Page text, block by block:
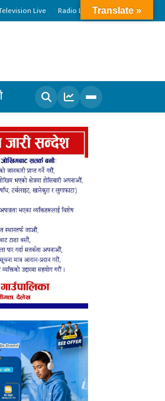
Live Radio Live
खोज्नुहोस
Translate »